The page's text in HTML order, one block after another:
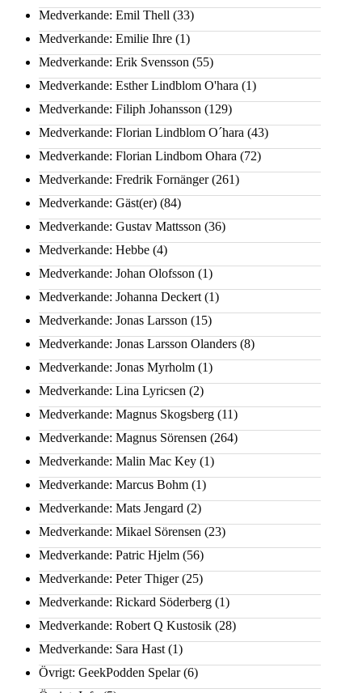
Medverkande: Emil Thell (33)
Medverkande: Emilie Ihre (1)
Medverkande: Erik Svensson (55)
Medverkande: Esther Lindblom O'hara (1)
Medverkande: Filiph Johansson (129)
Medverkande: Florian Lindblom O´hara (43)
Medverkande: Florian Lindbom Ohara (72)
Medverkande: Fredrik Fornänger(261)
Medverkande: Gäst(er) (84)
Medverkande: Gustav Mattsson (36)
Medverkande: Hebbe (4)
Medverkande: Johan Olofsson (1)
Medverkande: Johanna Deckert (1)
Medverkande: Jonas Larsson (15)
Medverkande: Jonas Larsson Olanders (8)
Medverkande: Jonas Myrholm (1)
Medverkande: Lina Lyricsen (2)
Medverkande: Magnus Skogsberg (11)
Medverkande: Magnus Sörensen (264)
Medverkande: Malin Mac Key (1)
Medverkande: Marcus Bohm (1)
Medverkande: Mats Jengard (2)
Medverkande: Mikael Sörensen (23)
Medverkande: Patric Hjelm (56)
Medverkande: Peter Thiger(25)
Medverkande: Rickard Söderberg (1)
Medverkande: Robert Q Kustosik (28)
Medverkande: Sara Hast (1)
Övrigt: GeekPodden Spelar(6)